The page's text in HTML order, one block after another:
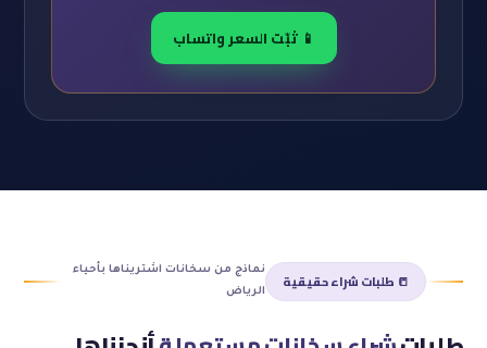
📱 ثبّت السعر واتساب
📒 طلبات شراء حقيقية
نماذج من سخانات اشتريناها بأحياء
الرياض